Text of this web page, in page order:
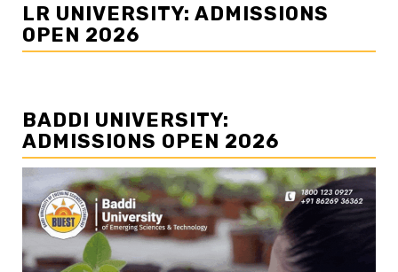
LR UNIVERSITY: ADMISSIONS
OPEN 2026
BADDI UNIVERSITY:
ADMISSIONS OPEN 2026